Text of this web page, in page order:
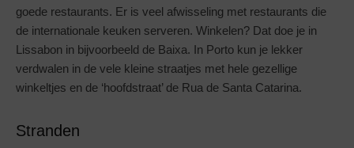
goede restaurants. Er is veel afwisseling met restaurants die
de internationale keuken serveren. Winkelen? Dat doe je in
Lissabon in bijvoorbeeld de Baixa. In Porto kun je lekker
verdwalen in de vele kleine straatjes met hele gezellige
winkeltjes en de ‘hoofdstraat’ de Rua de Santa Catarina.
Stranden